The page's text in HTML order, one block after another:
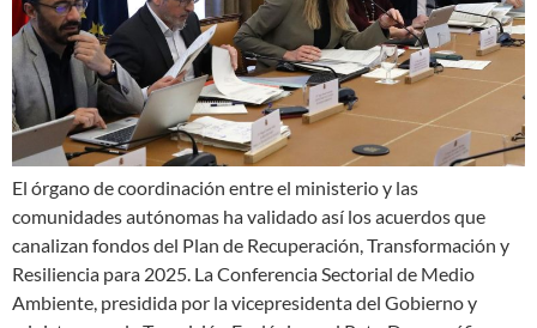
El órgano de coordinación entre el ministerio y las
comunidades autónomas ha validado así los acuerdos que
canalizan fondos del Plan de Recuperación, Transformación y
Resiliencia para 2025. La Conferencia Sectorial de Medio
Ambiente, presidida por la vicepresidenta del Gobierno y